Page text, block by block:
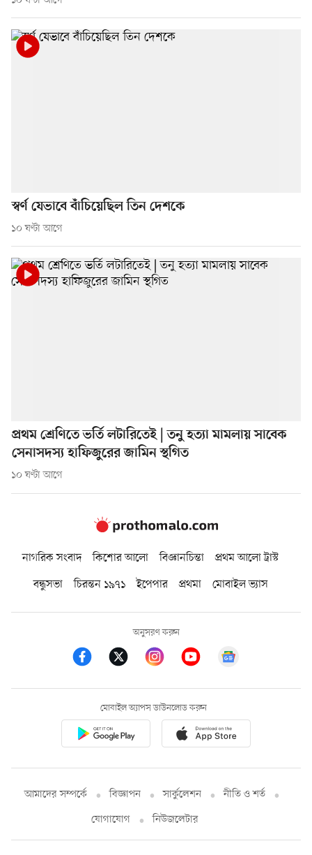
স্বর্ণ যেভাবে বাঁচিয়েছিল তিন দেশকে
১০ ঘণ্টা আগে
প্রথম শ্রেণিতে ভর্তি লটারিতেই | তনু হত্যা মামলায় সাবেক
সেনাসদস্য হাফিজুরের জামিন স্থগিত
১০ ঘণ্টা আগে
নাগরিক সংবাদ কিশোর আলো বিজ্ঞানচিন্তা
প্রথম আলো ট্রাস্ট
বন্ধুসভা
চিরন্তন ১৯৭১ ইপেপার প্রথমা মোবাইল ভ্যাস
অনুসরণ করুন
মোবাইল অ্যাপস ডাউনলোড করুন
আমাদের সম্পর্কে বিজ্ঞাপন সার্কুলেশন
নীতি ও শর্ত
যোগাযোগ
নিউজলেটার